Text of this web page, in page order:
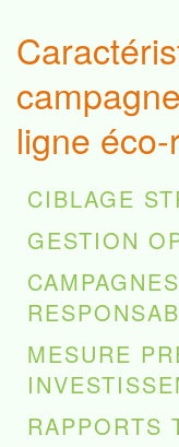
ligne
CIBLAGE
GESTION
MESURE
RAPPORTS